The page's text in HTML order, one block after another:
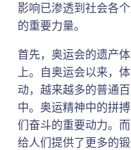
影响已渗透到社会各
的重要力量。
首先，奥运会的遗产
上。自奥运会以来，
动，越来越多的普通
中。奥运精神中的拼
们奋斗的重要动力。
给人们提供了更多的